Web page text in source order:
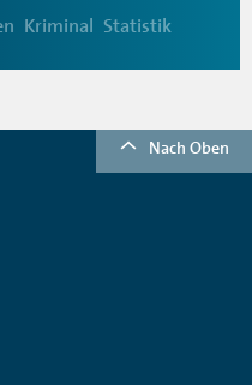
Kriminal Statistik
Nach Oben